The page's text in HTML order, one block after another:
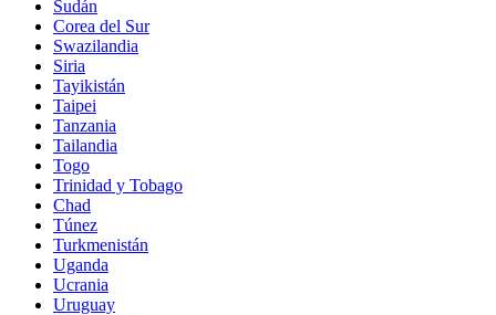
Sudán
Corea del Sur
Swazilandia
Siria
Tayikistán
Taipei
Tanzania
Tailandia
Togo
Trinidad y Tobago
Chad
Túnez
Turkmenistán
Uganda
Ucrania
Uruguay